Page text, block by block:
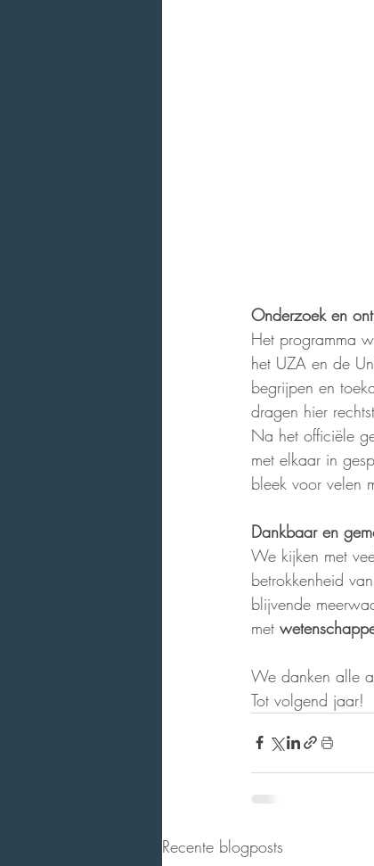
Onderzoek en
Het programma
het UZA en de
begrijpen en
dragen hier
Na het officiële
met elkaar in
bleek voor velen
Dankbaar en
We kijken met
betrokkenheid
blijvende
met
We danken alle
Tot volgend jaar!
Recente blogposts